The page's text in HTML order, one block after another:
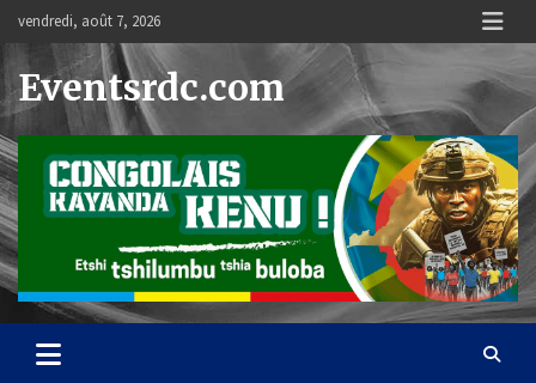
content
vendredi, août 7, 2026
Eventsrdc.com